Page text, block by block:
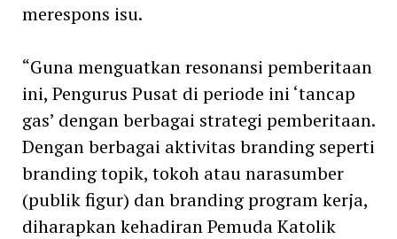
merespons isu.
“Guna menguatkan resonansi pemberitaan
ini, Pengurus Pusat di periode ini ‘tancap
gas’ dengan berbagai strategi pemberitaan.
Dengan berbagai aktivitas branding seperti
branding topik, tokoh atau narasumber
(publik figur) dan branding program kerja,
diharapkan kehadiran Pemuda Katolik